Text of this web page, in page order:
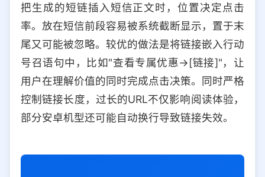
把生成的短链插入短信正文时，位置决定点击
率。放在短信前段容易被系统截断显示，置于末
尾又可能被忽略。较优的做法是将链接嵌入行动
号召语句中，比如"查看专属优惠→[链接]"，让
用户在理解价值的同时完成点击决策。同时严格
控制链接长度，过长的URL不仅影响阅读体验，
部分安卓机型还可能自动换行导致链接失效。